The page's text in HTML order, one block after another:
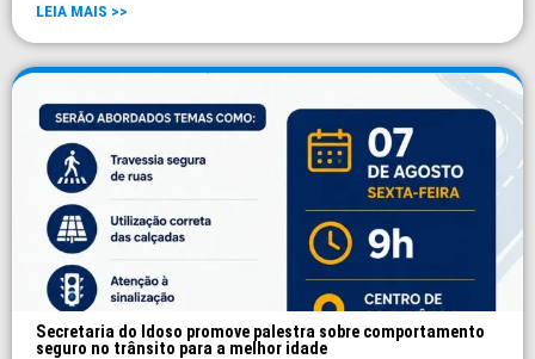
LEIA MAIS >>
Secretaria do Idoso promove palestra sobre comportamento
seguro no trânsito para a melhor idade